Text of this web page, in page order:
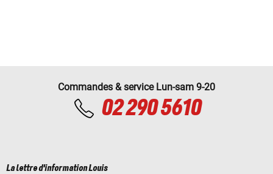
Commandes & service Lun-sam 9-20
02 290 5610
La lettre d'information Louis